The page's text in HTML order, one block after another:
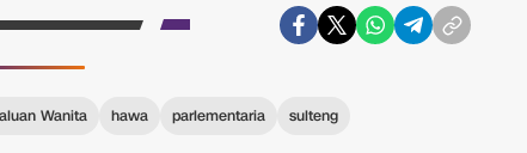
Wanita hawa parlementaria sulteng